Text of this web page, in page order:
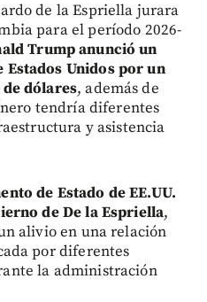
de la Espriella jurara
para el período 2026-
Trump anunció un
Estados Unidos por un
dólares, además de
tendría diferentes
y asistencia
de Estado de EE.UU.
de De la Espriella,
alivio en una relación
por diferentes
la administración